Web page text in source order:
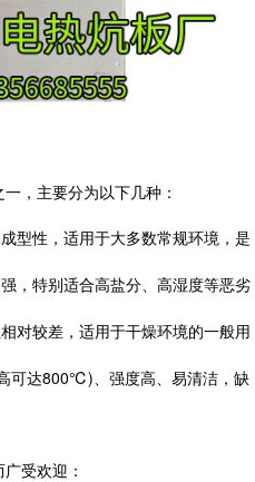
，主要分为以下几种：
型性，适用于大多数常规环境，是
，特别适合高盐分、高湿度等恶劣
对较差，适用于干燥环境的一般用
可达800℃)、强度高、易清洁，缺
受欢迎：